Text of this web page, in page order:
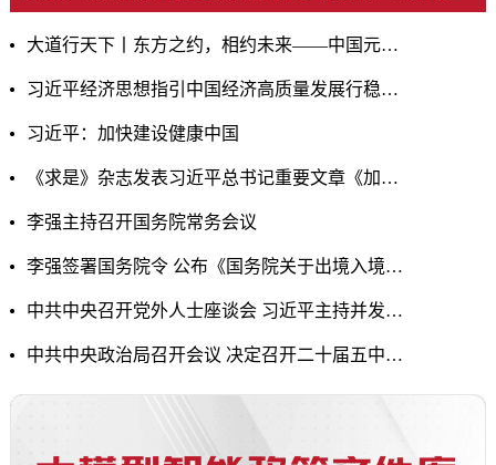
大道行天下丨东方之约，相约未来——中国元首外交的世界情怀与大国气派
习近平经济思想指引中国经济高质量发展行稳致远
习近平：加快建设健康中国
《求是》杂志发表习近平总书记重要文章《加快建设健康中国》
李强主持召开国务院常务会议
李强签署国务院令 公布《国务院关于出境入境管理的规定》
中共中央召开党外人士座谈会 习近平主持并发表重要讲话
中共中央政治局召开会议 决定召开二十届五中全会 分析研究当前经济形势和经济工作 ...